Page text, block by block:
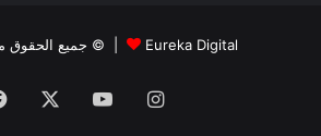
جميع الحقوق محفوظة 2025 © | Eureka Digital
Facebook YouTubeInstagram